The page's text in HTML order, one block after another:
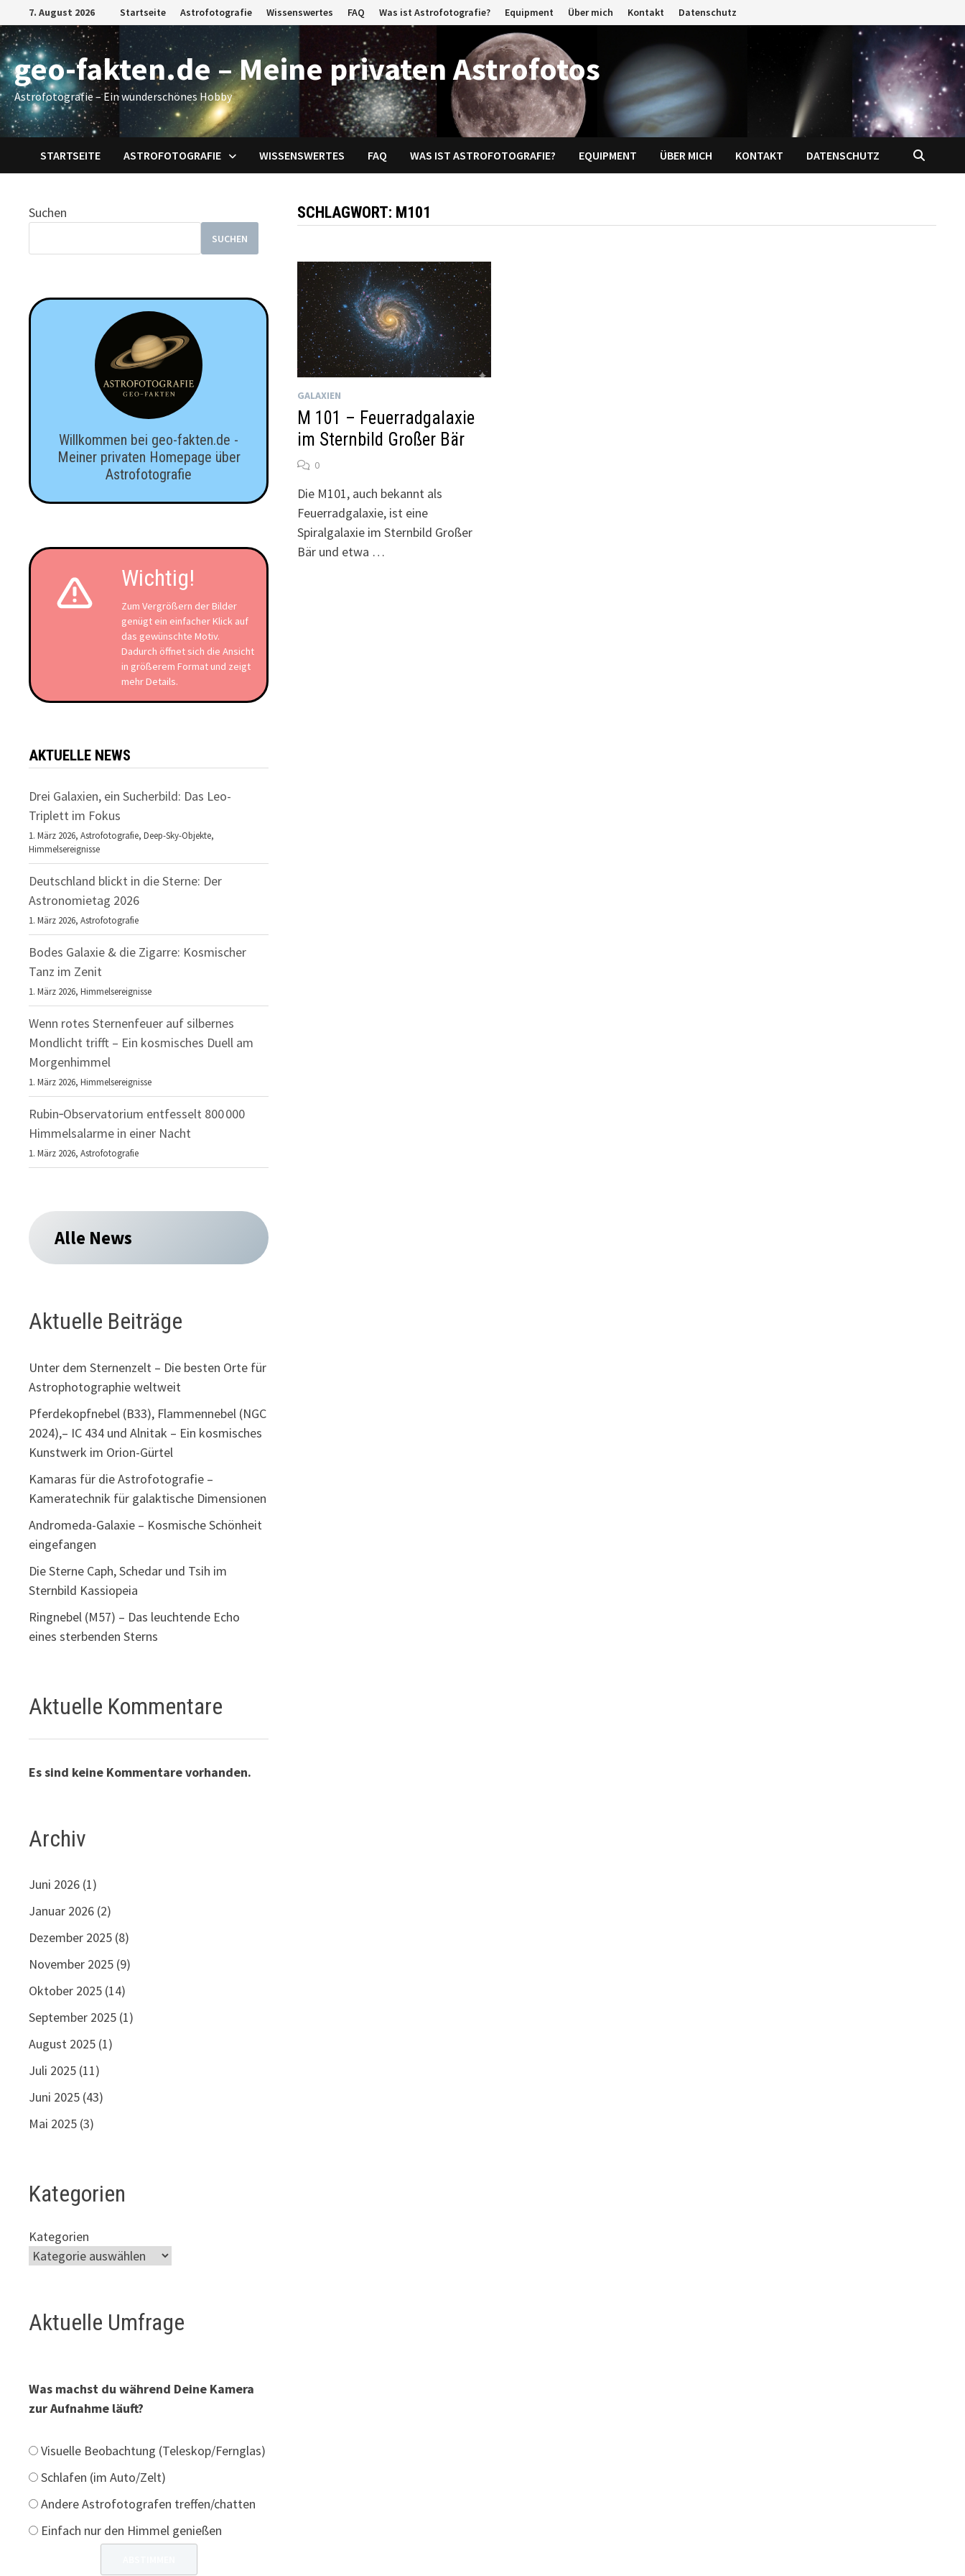
Inhalt
springen
7. August 2026 Startseite Astrofotografie Wissenswertes FAQ Was ist Astrofotografie? Equipment Über mich Kontakt Datenschutz
geo-fakten.de – Meine privaten Astrofotos
Astrofotografie – Ein wunderschönes Hobby
STARTSEITE ASTROFOTOGRAFIE WISSENSWERTES FAQ WAS IST ASTROFOTOGRAFIE? EQUIPMENT ÜBER MICH KONTAKT DATENSCHUTZ
SCHLAGWORT: M101
GALAXIEN
M 101 – Feuerradgalaxie
im Sternbild Großer Bär
0
Die M101, auch bekannt als
Feuerradgalaxie, ist eine
Spiralgalaxie im Sternbild Großer
Bär und etwa …
Suchen
SUCHEN
Willkommen bei geo-fakten.de -
Meiner privaten Homepage über
Astrofotografie
Wichtig!
Zum Vergrößern der Bilder
genügt ein einfacher Klick auf
das gewünschte Motiv.
Dadurch öffnet sich die Ansicht
in größerem Format und zeigt
mehr Details.
AKTUELLE NEWS
Drei Galaxien, ein Sucherbild: Das Leo-
Triplett im Fokus
1. März 2026,Astrofotografie,Deep-Sky-Objekte,
Himmelsereignisse
Deutschland blickt in die Sterne: Der
Astronomietag 2026
1. März 2026,Astrofotografie
Bodes Galaxie & die Zigarre: Kosmischer
Tanz im Zenit
1. März 2026,Himmelsereignisse
Wenn rotes Sternenfeuer auf silbernes
Mondlicht trifft – Ein kosmisches Duell am
Morgenhimmel
1. März 2026,Himmelsereignisse
Rubin‑Observatorium entfesselt 800 000
Himmelsalarme in einer Nacht
1. März 2026,Astrofotografie
Alle News
Aktuelle Beiträge
Unter dem Sternenzelt – Die besten Orte für
Astrophotographie weltweit
Pferdekopfnebel (B33), Flammennebel (NGC
2024),– IC 434 und Alnitak – Ein kosmisches
Kunstwerk im Orion-Gürtel
Kamaras für die Astrofotografie –
Kameratechnik für galaktische Dimensionen
Andromeda-Galaxie – Kosmische Schönheit
eingefangen
Die Sterne Caph, Schedar und Tsih im
Sternbild Kassiopeia
Ringnebel (M57) – Das leuchtende Echo
eines sterbenden Sterns
Aktuelle Kommentare
Es sind keine Kommentare vorhanden.
Archiv
Juni 2026 (1)
Januar 2026 (2)
Dezember 2025 (8)
November 2025 (9)
Oktober 2025 (14)
September 2025 (1)
August 2025 (1)
Juli 2025 (11)
Juni 2025 (43)
Mai 2025 (3)
Kategorien
Kategorien
Aktuelle Umfrage
Was machst du während Deine Kamera
zur Aufnahme läuft?
Visuelle Beobachtung (Teleskop/Fernglas)
Schlafen (im Auto/Zelt)
Andere Astrofotografen treffen/chatten
Einfach nur den Himmel genießen